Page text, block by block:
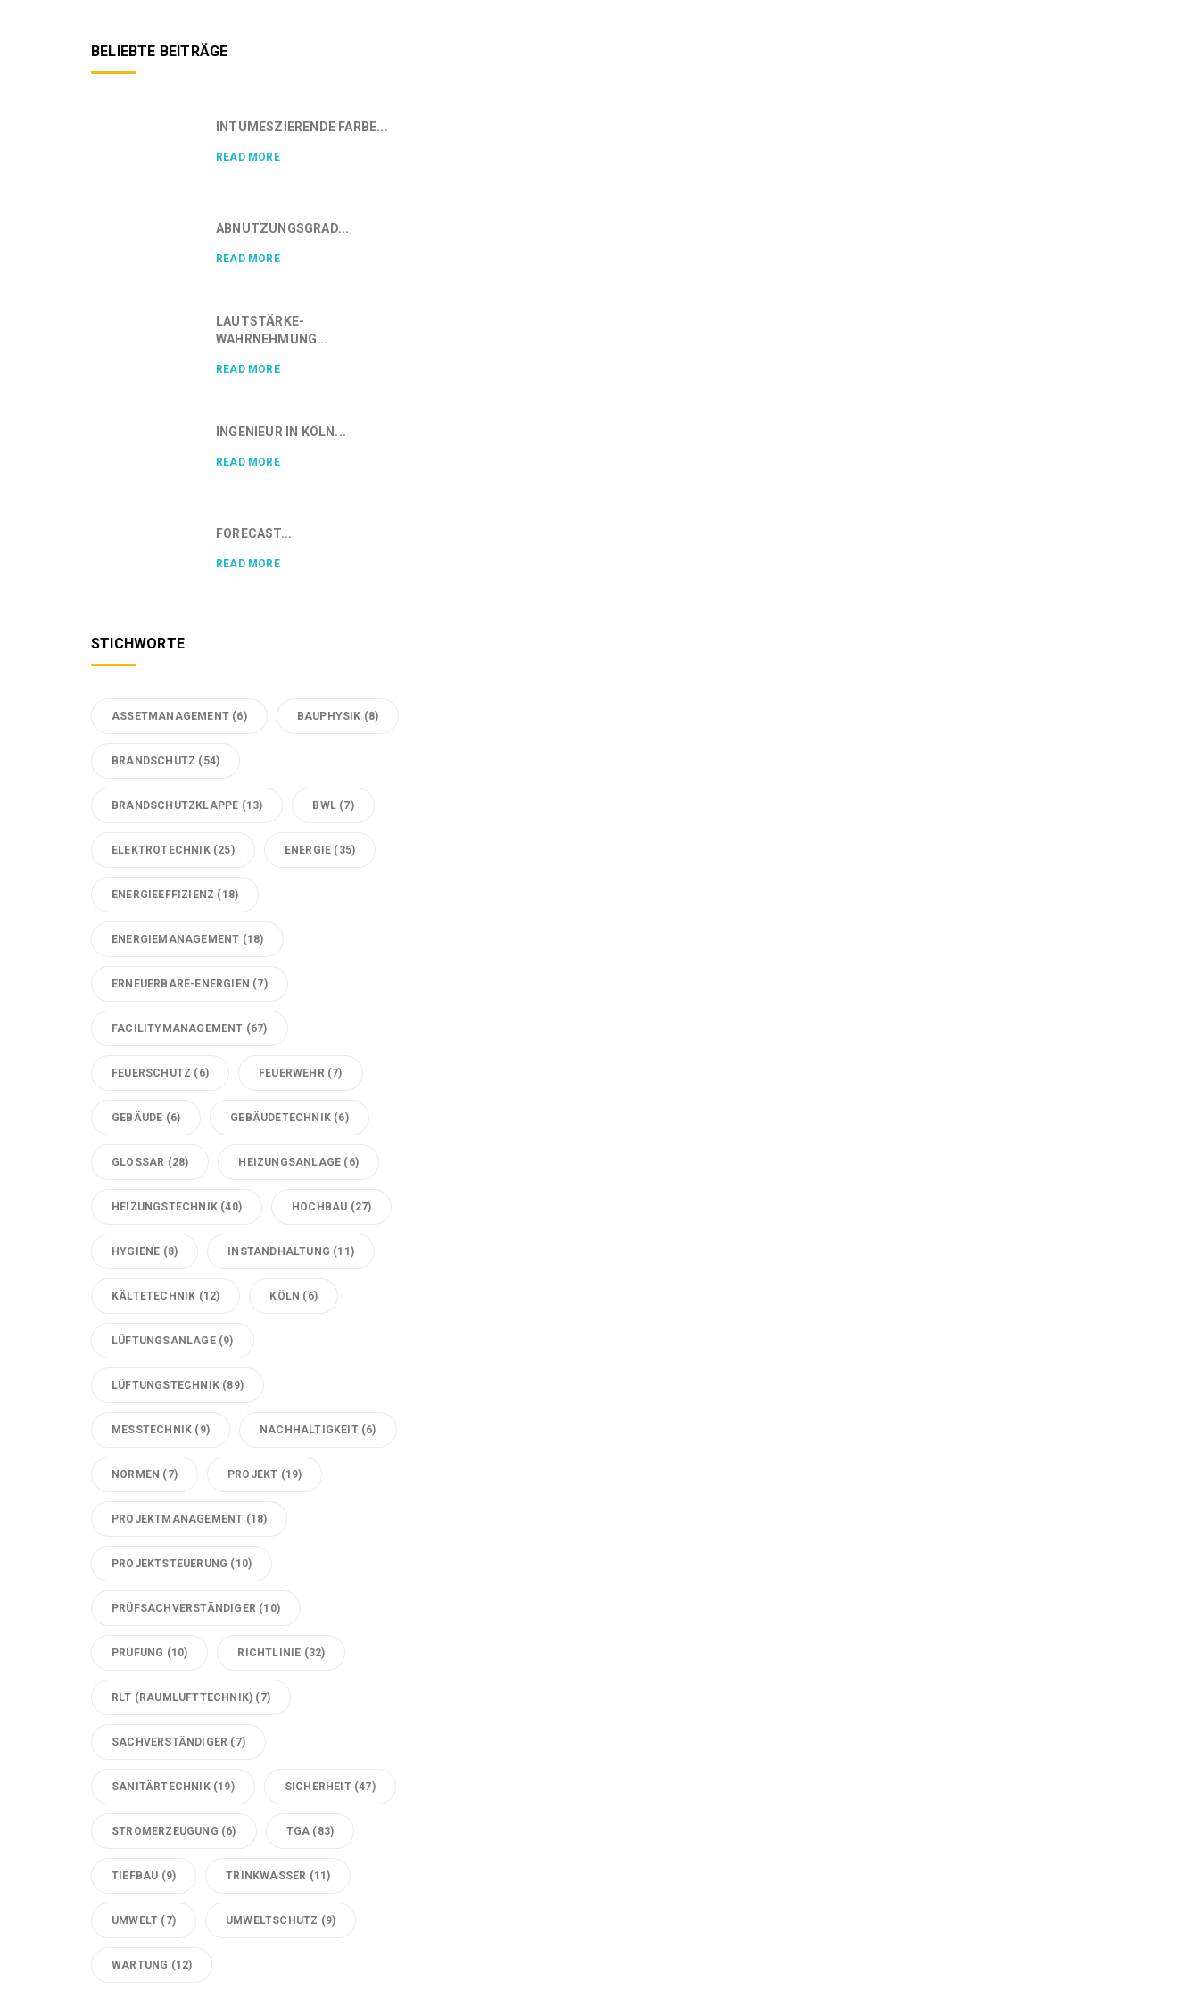
BELIEBTE BEITRÄGE
INTUMESZIERENDE FARBE...
READ MORE
ABNUTZUNGSGRAD...
READ MORE
LAUTSTÄRKE-
WAHRNEHMUNG...
READ MORE
INGENIEUR IN KÖLN...
READ MORE
FORECAST...
READ MORE
STICHWORTE
ASSETMANAGEMENT (6) BAUPHYSIK (8)
BRANDSCHUTZ (54)
BRANDSCHUTZKLAPPE (13) BWL (7)
ELEKTROTECHNIK(25) ENERGIE (35)
ENERGIEEFFIZIENZ (18)
ENERGIEMANAGEMENT (18)
ERNEUERBARE-ENERGIEN (7)
FACILITYMANAGEMENT (67)
FEUERSCHUTZ (6) FEUERWEHR (7)
GEBÄUDE (6) GEBÄUDETECHNIK (6)
GLOSSAR (28) HEIZUNGSANLAGE (6)
HEIZUNGSTECHNIK (40) HOCHBAU (27)
HYGIENE (8) INSTANDHALTUNG (11)
KÄLTETECHNIK (12) KÖLN (6)
LÜFTUNGSANLAGE(9)
LÜFTUNGSTECHNIK (89)
MESSTECHNIK (9) NACHHALTIGKEIT(6)
NORMEN (7) PROJEKT (19)
PROJEKTMANAGEMENT (18)
PROJEKTSTEUERUNG (10)
PRÜFSACHVERSTÄNDIGER (10)
PRÜFUNG (10) RICHTLINIE (32)
RLT (RAUMLUFTTECHNIK) (7)
SACHVERSTÄNDIGER (7)
SANITÄRTECHNIK(19) SICHERHEIT(47)
STROMERZEUGUNG (6) TGA (83)
TIEFBAU (9) TRINKWASSER (11)
UMWELT (7) UMWELTSCHUTZ (9)
WARTUNG (12)